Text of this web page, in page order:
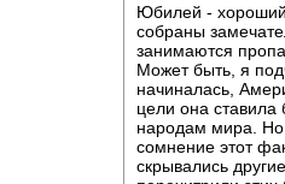
Юбилей -
собраны
занимаются
Может быть, я
начиналась,
цели она ставила
народам мира. Но
сомнение этот
скрывались